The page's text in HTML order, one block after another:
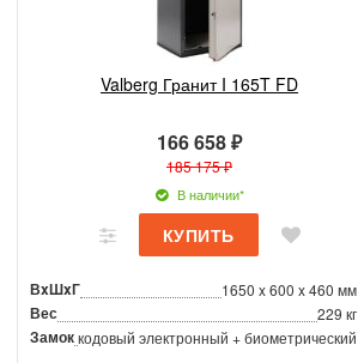
Valberg Гранит I 165T FD
166 658 ₽
185 175 ₽
В наличии*
ВxШxГ 1650 x 600 x 460 мм
Вес 229 кг
Замоккодовый электронный + биометрический